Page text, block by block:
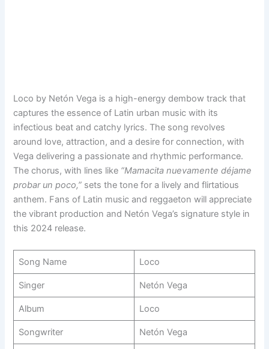
Loco by Netón Vega is a high-energy dembow track that
captures the essence of Latin urban music with its
infectious beat and catchy lyrics. The song revolves
around love, attraction, and a desire for connection, with
Vega delivering a passionate and rhythmic performance.
The chorus, with lines like “Mamacita nuevamente déjame
probar un poco,” sets the tone for a lively and flirtatious
anthem. Fans of Latin music and reggaeton will appreciate
the vibrant production and Netón Vega’s signature style in
this 2024 release.
Song Name Loco
Singer Netón Vega
Album Loco
Songwriter Netón Vega